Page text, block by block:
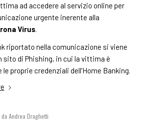
ad accedere al servizio online per
urgente inerente alla
Virus.
riportato nella comunicazione si viene
sito di Phishing, in cui la vittima è
proprie credenziali dell’Home Banking.
da Andrea Draghetti